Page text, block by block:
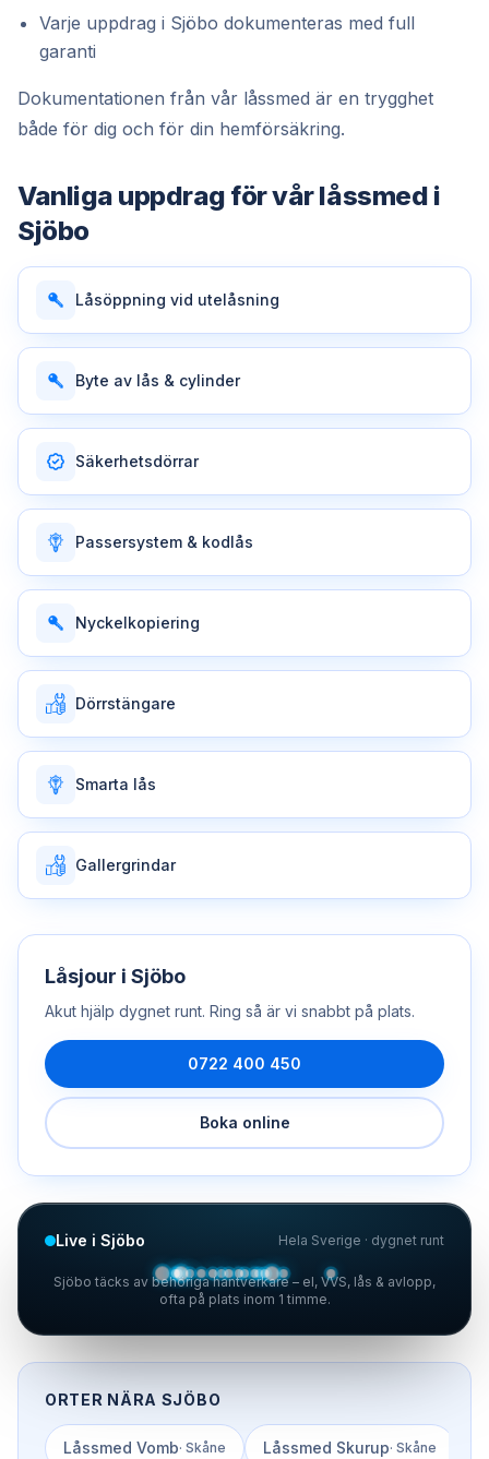
Varje uppdrag i Sjöbo dokumenteras med full
garanti
Dokumentationen från vår låssmed är en trygghet
både för dig och för din hemförsäkring.
Vanliga uppdrag för vårlåssmed i
Sjöbo
Låsöppning vid utelåsning
Byte av lås & cylinder
Säkerhetsdörrar
Passersystem & kodlås
Nyckelkopiering
Dörrstängare
Smarta lås
Gallergrindar
Låsjour i Sjöbo
Akut hjälp dygnet runt. Ring så är vi snabbt på plats.
0722 400 450
Boka online
Live i Sjöbo Hela Sverige · dygnet runt
Sjöbo täcks av behöriga hantverkare – el, VVS, lås & avlopp,
ofta på plats inom 1 timme.
ORTER NÄRA SJÖBO
Låssmed Vomb· Skåne Låssmed Skurup· Skåne